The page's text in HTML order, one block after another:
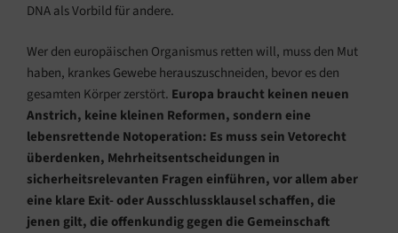
DNA als Vorbild für andere.
Wer den europäischen Organismus retten will, muss den Mut
haben, krankes Gewebe herauszuschneiden, bevor es den
gesamten Körper zerstört. Europa braucht keinen neuen
Anstrich, keine kleinen Reformen, sondern eine
lebensrettende Notoperation: Es muss sein Vetorecht
überdenken, Mehrheitsentscheidungen in
sicherheitsrelevanten Fragen einführen, vor allem aber
eine klare Exit- oder Ausschlussklausel schaffen, die
jenen gilt, die offenkundig gegen die Gemeinschaft